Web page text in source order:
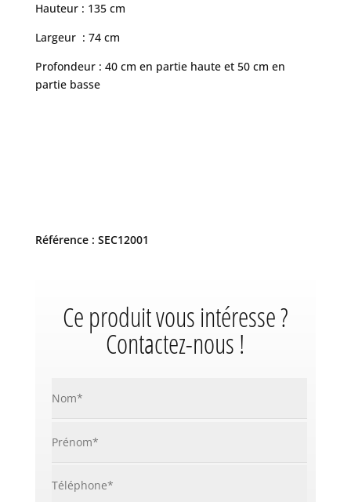
Hauteur : 135 cm
Largeur : 74 cm
Profondeur : 40 cm en partie haute et 50 cm en
partie basse
Référence : SEC12001
Ce produit vous intéresse ?
Contactez-nous !